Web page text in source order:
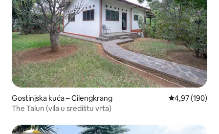
Gostinjska kuća – Cilengkrang Prosječna
4,97 (190)
The Talun (vila u središtu vrta)